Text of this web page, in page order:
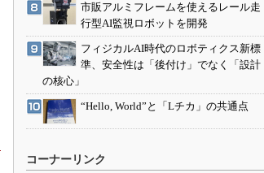
市販アルミフレームを使えるレール走
行型AI監視ロボットを開発
フィジカルAI時代のロボティクス新標
準、安全性は「後付け」でなく「設計
の核心」
“Hello, World”と「Lチカ」の共通点
コーナーリンク